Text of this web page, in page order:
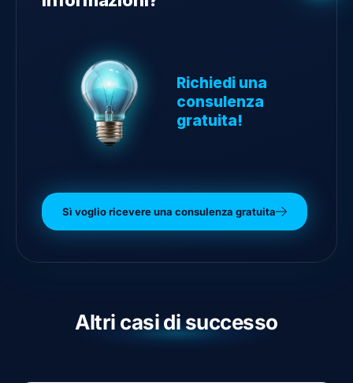
Richiedi una
consulenza
gratuita!
Sì voglio ricevere una consulenza gratuita
Altri casi di successo